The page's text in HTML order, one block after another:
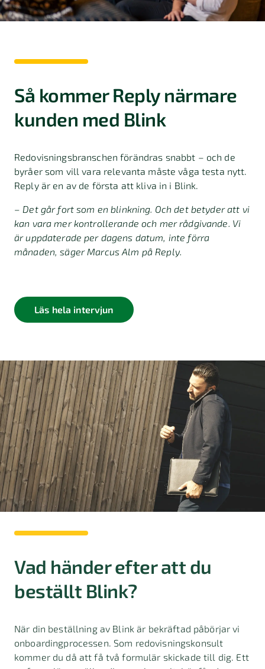
Så kommer Reply närmare
kunden med Blink
Redovisningsbranschen förändras snabbt – och de
byråer som vill vara relevanta måste våga testa nytt.
Reply är en av de första att kliva in i Blink.
– Det går fort som en blinkning. Och det betyder att vi
kan vara mer kontrollerande och mer rådgivande. Vi
är uppdaterade per dagens datum, inte förra
månaden, säger Marcus Alm på Reply.
Läs hela intervjun
Vad händer efter att du
beställt Blink?
När din beställning av Blink är bekräftad påbörjar vi
onboardingprocessen. Som redovisningskonsult
kommer du då att få två formulär skickade till dig. Ett